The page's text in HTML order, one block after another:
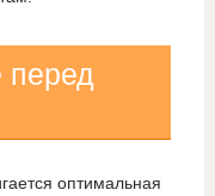
перед
оптимальная